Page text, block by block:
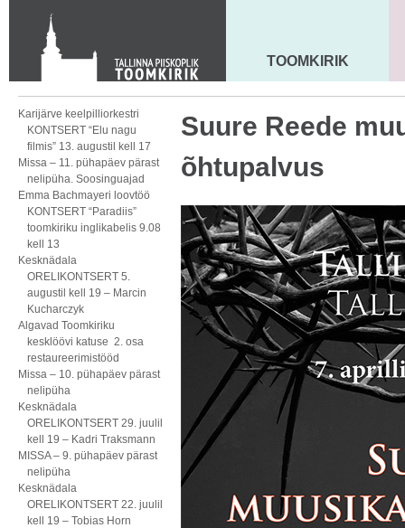
KONTAKT
Toom-Kooli 6, 10130 TALLINN
tallinna.toom@eelk.ee
MAARJA KIRIK
TOOMKIRIK
Karijärve keelpilliorkestri
KONTSERT “Elu nagu
filmis” 13. augustil kell 17
Missa – 11. pühapäev pärast
nelipüha. Soosinguajad
Emma Bachmayeri loovtöö
KONTSERT “Paradiis”
toomkiriku inglikabelis 9.08
kell 13
Kesknädala
ORELIKONTSERT 5.
augustil kell 19 – Marcin
Kucharczyk
Algavad Toomkiriku
kesklöövi katuse 2. osa
restaureerimistööd
Missa – 10. pühapäev pärast
nelipüha
Kesknädala
ORELIKONTSERT 29. juulil
kell 19 – Kadri Traksmann
MISSA – 9. pühapäev pärast
nelipüha
Kesknädala
ORELIKONTSERT 22. juulil
kell 19 – Tobias Horn
Suure Reede
õhtupalvus